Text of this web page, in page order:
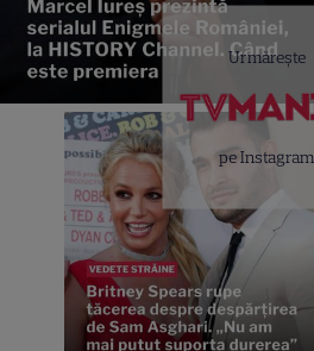
Urmărește
pe Instagram